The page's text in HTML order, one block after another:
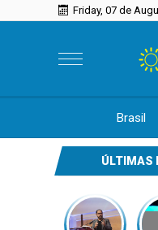
Friday, 07 de
Brasil
ÚLTIMAS